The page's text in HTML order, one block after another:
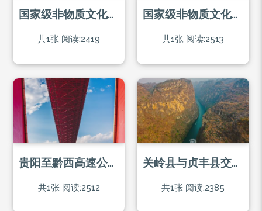
国家级非物质文化遗产-牯藏节习俗“姑妈回娘家”
共1张 阅读:2419
国家级非物质文化遗产-苗族独木龙舟节
共1张 阅读:2513
贵阳至黔西高速公路鸭池河大桥
共1张 阅读:2512
关岭县与贞丰县交界处北盘江花江峡谷
共1张 阅读:2385